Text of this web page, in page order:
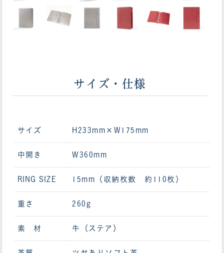
サイズ・仕様
サイズ H233mm×W175mm
中開き W360mm
RING SIZE 15mm（収納枚数 約110枚）
重さ 260g
素 材 牛（ステア）